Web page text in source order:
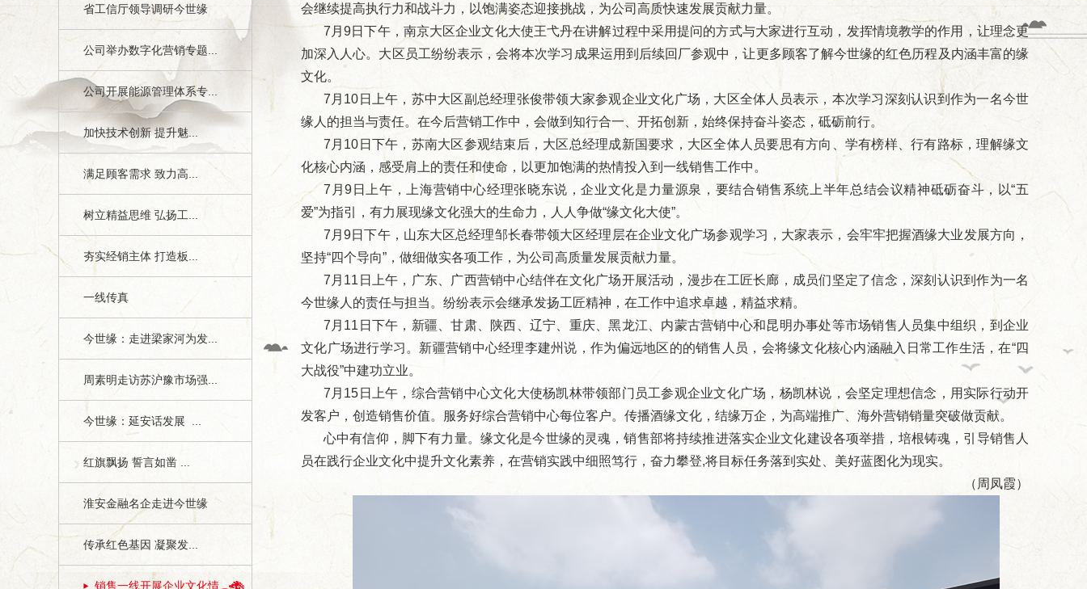
省工信厅领导调研今世缘
公司举办数字化营销专题...
公司开展能源管理体系专...
加快技术创新 提升魅...
满足顾客需求 致力高...
树立精益思维 弘扬工...
夯实经销主体 打造板...
一线传真
今世缘：走进梁家河为发...
周素明走访苏沪豫市场强...
今世缘：延安话发展 ...
红旗飘扬 誓言如凿 ...
淮安金融名企走进今世缘
传承红色基因 凝聚发...
销售一线开展企业文化情...
会继续提高执行力和战斗力，以饱满姿态迎接挑战，为公司高质快速发展贡献力量。
7月9日下午，南京大区企业文化大使王弋丹在讲解过程中采用提问的方式与大家进行互动，发挥情境教学的作用，让理念更
加深入人心。大区员工纷纷表示，会将本次学习成果运用到后续回厂参观中，让更多顾客了解今世缘的红色历程及内涵丰富的缘
文化。
7月10日上午，苏中大区副总经理张俊带领大家参观企业文化广场，大区全体人员表示，本次学习深刻认识到作为一名今世
缘人的担当与责任。在今后营销工作中，会做到知行合一、开拓创新，始终保持奋斗姿态，砥砺前行。
7月10日下午，苏南大区参观结束后，大区总经理成新国要求，大区全体人员要思有方向、学有榜样、行有路标，理解缘文
化核心内涵，感受肩上的责任和使命，以更加饱满的热情投入到一线销售工作中。
7月9日上午，上海营销中心经理张晓东说，企业文化是力量源泉，要结合销售系统上半年总结会议精神砥砺奋斗，以“五
爱”为指引，有力展现缘文化强大的生命力，人人争做“缘文化大使”。
7月9日下午，山东大区总经理邹长春带领大区经理层在企业文化广场参观学习，大家表示，会牢牢把握酒缘大业发展方向，
坚持“四个导向”，做细做实各项工作，为公司高质量发展贡献力量。
7月11日上午，广东、广西营销中心结伴在文化广场开展活动，漫步在工匠长廊，成员们坚定了信念，深刻认识到作为一名
今世缘人的责任与担当。纷纷表示会继承发扬工匠精神，在工作中追求卓越，精益求精。
7月11日下午，新疆、甘肃、陕西、辽宁、重庆、黑龙江、内蒙古营销中心和昆明办事处等市场销售人员集中组织，到企业
文化广场进行学习。新疆营销中心经理李建州说，作为偏远地区的的销售人员，会将缘文化核心内涵融入日常工作生活，在“四
大战役”中建功立业。
7月15日上午，综合营销中心文化大使杨凯林带领部门员工参观企业文化广场，杨凯林说，会坚定理想信念，用实际行动开
发客户，创造销售价值。服务好综合营销中心每位客户。传播酒缘文化，结缘万企，为高端推广、海外营销销量突破做贡献。
心中有信仰，脚下有力量。缘文化是今世缘的灵魂，销售部将持续推进落实企业文化建设各项举措，培根铸魂，引导销售人
员在践行企业文化中提升文化素养，在营销实践中细照笃行，奋力攀登,将目标任务落到实处、美好蓝图化为现实。
（周凤霞）